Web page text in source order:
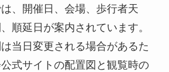
、開催日、会場、歩行者天
順延日が案内されています。
当日変更される場合があるた
式サイトの配置図と観覧時の